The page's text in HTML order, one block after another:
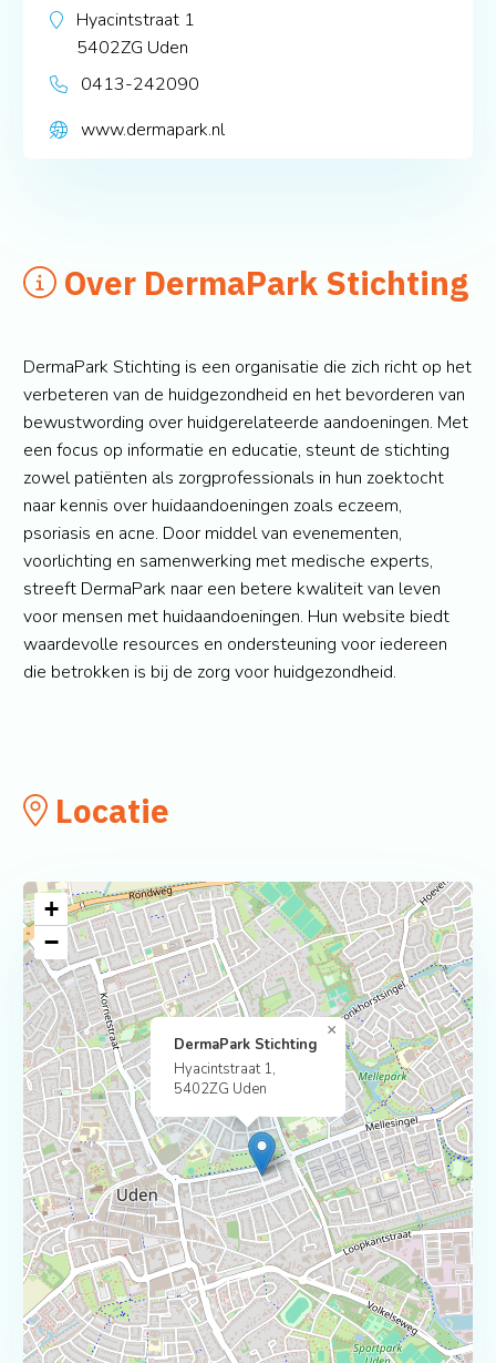
Hyacintstraat 1
5402ZG Uden
0413-242090
www.dermapark.nl
Over DermaPark Stichting
DermaPark Stichting is een organisatie die zich richt op het
verbeteren van de huidgezondheid en het bevorderen van
bewustwording over huidgerelateerde aandoeningen. Met
een focus op informatie en educatie, steunt de stichting
zowel patiënten als zorgprofessionals in hun zoektocht
naar kennis over huidaandoeningen zoals eczeem,
psoriasis en acne. Door middel van evenementen,
voorlichting en samenwerking met medische experts,
streeft DermaPark naar een betere kwaliteit van leven
voor mensen met huidaandoeningen. Hun website biedt
waardevolle resources en ondersteuning voor iedereen
die betrokken is bij de zorg voor huidgezondheid.
Locatie
DermaPark Stichting
Hyacintstraat 1,
5402ZG Uden
×
+
−